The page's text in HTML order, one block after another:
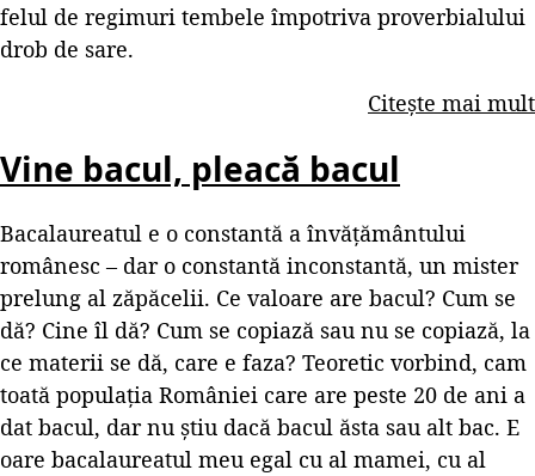
felul de regimuri tembele împotriva proverbialului
drob de sare.
Citește mai mult
Vine bacul, pleacă bacul
Bacalaureatul e o constantă a învățământului
românesc – dar o constantă inconstantă, un mister
prelung al zăpăcelii. Ce valoare are bacul? Cum se
dă? Cine îl dă? Cum se copiază sau nu se copiază, la
ce materii se dă, care e faza? Teoretic vorbind, cam
toată populația României care are peste 20 de ani a
dat bacul, dar nu știu dacă bacul ăsta sau alt bac. E
oare bacalaureatul meu egal cu al mamei, cu al